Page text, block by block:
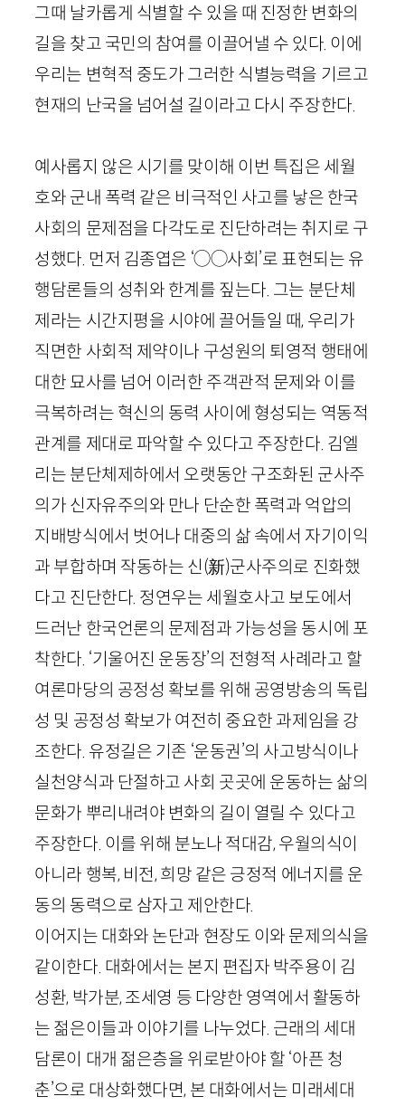
그때 날카롭게 식별할 수 있을 때 진정한 변화의
길을 찾고 국민의 참여를 이끌어낼 수 있다. 이에
우리는 변혁적 중도가 그러한 식별능력을 기르고
현재의 난국을 넘어설 길이라고 다시 주장한다.
예사롭지 않은 시기를 맞이해 이번 특집은 세월
호와 군내 폭력 같은 비극적인 사고를 낳은 한국
사회의 문제점을 다각도로 진단하려는 취지로 구
성했다. 먼저 김종엽은 ‘◯◯사회’로 표현되는 유
행담론들의 성취와 한계를 짚는다. 그는 분단체
제라는 시간지평을 시야에 끌어들일 때, 우리가
직면한 사회적 제약이나 구성원의 퇴영적 행태에
대한 묘사를 넘어 이러한 주객관적 문제와 이를
극복하려는 혁신의 동력 사이에 형성되는 역동적
관계를 제대로 파악할 수 있다고 주장한다. 김엘
리는 분단체제하에서 오랫동안 구조화된 군사주
의가 신자유주의와 만나 단순한 폭력과 억압의
지배방식에서 벗어나 대중의 삶 속에서 자기이익
과 부합하며 작동하는 신(新)군사주의로 진화했
다고 진단한다. 정연우는 세월호사고 보도에서
드러난 한국언론의 문제점과 가능성을 동시에 포
착한다. ‘기울어진 운동장’의 전형적 사례라고 할
여론마당의 공정성 확보를 위해 공영방송의 독립
성 및 공정성 확보가 여전히 중요한 과제임을 강
조한다. 유정길은 기존 ‘운동권’의 사고방식이나
실천양식과 단절하고 사회 곳곳에 운동하는 삶의
문화가 뿌리내려야 변화의 길이 열릴 수 있다고
주장한다. 이를 위해 분노나 적대감, 우월의식이
아니라 행복, 비전, 희망 같은 긍정적 에너지를 운
동의 동력으로 삼자고 제안한다.
이어지는 대화와 논단과 현장도 이와 문제의식을
같이한다. 대화에서는 본지 편집자 박주용이 김
성환, 박가분, 조세영 등 다양한 영역에서 활동하
는 젊은이들과 이야기를 나누었다. 근래의 세대
담론이 대개 젊은층을 위로받아야 할 ‘아픈 청
춘’으로 대상화했다면, 본 대화에서는 미래세대